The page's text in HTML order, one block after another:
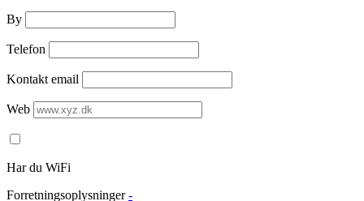
By
Telefon
Kontakt email
Web
Har du WiFi
Forretningsoplysninger -